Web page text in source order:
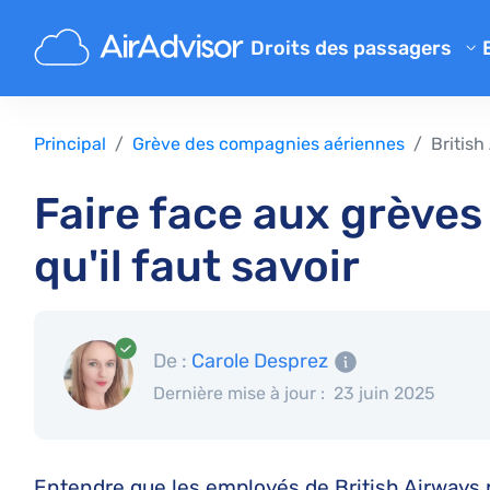
Droits des passagers
Calculateur d'indemnisation
Indemnisation pour un vol
Indemnisation pour bagage
Indemnisation pour
Grève des compagnies
Principal Grève des compagnies aériennes British
Faire face aux
qu'il faut savoir
De : Carole Desprez
Dernière mise à jour : 23 juin 2025